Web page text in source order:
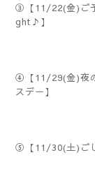
③【11/22(金)ご
ght♪】
④【11/29(金)夜
スデー】
⑤【11/30(土)ご